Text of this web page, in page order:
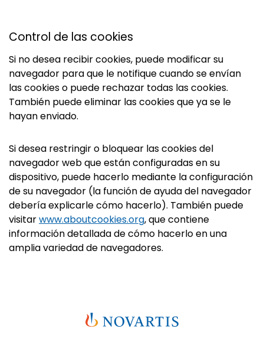
Control de las cookies
Si no desea recibir cookies, puede modificar su
navegador para que le notifique cuando se envían
las cookies o puede rechazar todas las cookies.
También puede eliminar las cookies que ya se le
hayan enviado.
Si desea restringir o bloquear las cookies del
navegador web que están configuradas en su
dispositivo, puede hacerlo mediante la configuración
de su navegador (la función de ayuda del navegador
debería explicarle cómo hacerlo). También puede
visitarwww.aboutcookies.org, que contiene
información detallada de cómo hacerlo en una
amplia variedad de navegadores.